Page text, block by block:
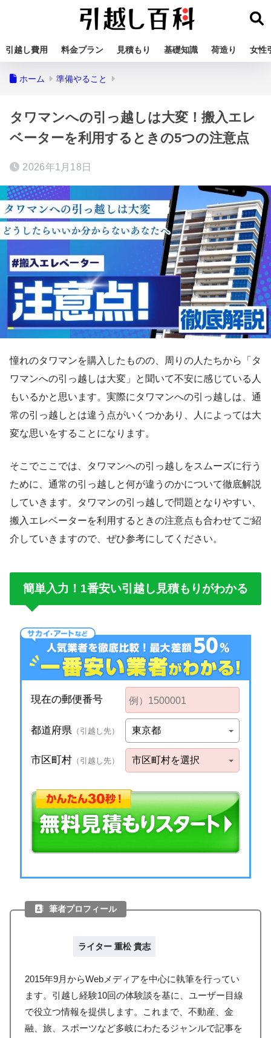
引越し費用 料金プラン 見積もり 基礎知識 荷造り 女性
ホーム 準備やること
タワマンへの引っ越しは大変！搬入エレ
ベーターを利用するときの5つの注意点
2026年1月18日
憧れのタワマンを購入したものの、周りの人たちから「タ
ワマンへの引っ越しは大変」と聞いて不安に感じている人
もいるかと思います。実際にタワマンへの引っ越しは、通
常の引っ越しとは違う点がいくつかあり、人によっては大
変な思いをすることになります。
そこでここでは、タワマンへの引っ越しをスムーズに行う
ために、通常の引っ越しと何が違うのかについて徹底解説
していきます。タワマンの引っ越しで問題となりやすい、
搬入エレベーターを利用するときの注意点も合わせてご紹
介していきますので、ぜひ参考にしてください。
簡単入力！1番安い引越し見積もりがわかる
筆者プロフィール
ライター 重松 貴志
2015年9月からWebメディアを中心に執筆を行ってい
ます。引越し経験10回の体験談を基に、ユーザー目線
で役立つ情報を提供します。これまで、不動産、金
融、旅、スポーツなど多岐にわたるジャンルで記事を